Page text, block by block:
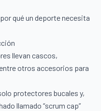
qué un deporte necesita
llevan cascos,
otros accesorios para
protectores bucales y,
llamado “scrum cap”